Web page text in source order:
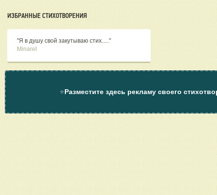
ИЗБРАННЫЕ СТИХОТВОРЕНИЯ
"Я в душу свой закутываю стих....."
Minaret
⭐Разместите здесь рекламу своего